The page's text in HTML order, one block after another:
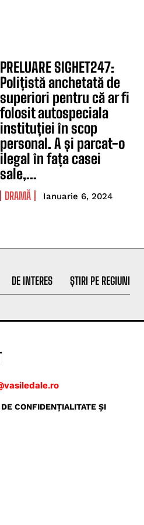
PRELUARE SIGHET247:
Polițistă anchetată de
superiori pentru că ar fi
folosit autospeciala
instituției în scop
personal. A și parcat-o
ilegal în fața casei
sale,...
DRAMĂ Ianuarie 6, 2024
DE INTERES ȘTIRI PE REGIUNI
CONFIDENŢIALITATE ŞI